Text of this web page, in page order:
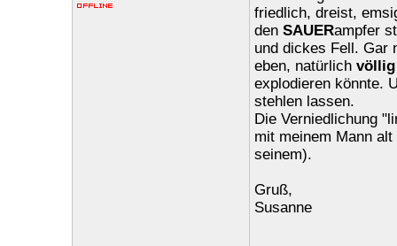
friedlich, dreist,
den SAUERampfer
und dickes Fell. Gar
eben, natürlich völlig
explodieren könnte.
stehlen lassen.
Die Verniedlichung
mit meinem Mann
seinem).
Gruß,
Susanne